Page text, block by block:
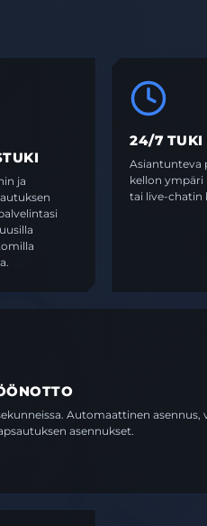
ja
24/7 TUKI
Asiantunteva
kellon
tai live-chatin
Automaattinen
asennukset.